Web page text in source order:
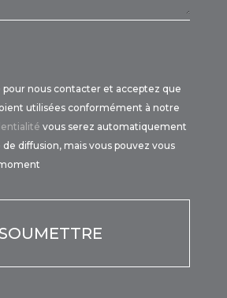
pour nous contacter et acceptez que
utilisées conformément à notre
vous serez automatiquement
diffusion, mais vous pouvez vous